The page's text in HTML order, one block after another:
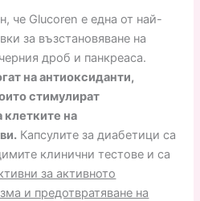
че Glucoren е една от най-
за възстановяване на
дроб и панкреаса.
на антиоксиданти,
стимулират
клетките на
Капсулите за диабетици са
клинични тестове и са
за активното
и предотвратяване на